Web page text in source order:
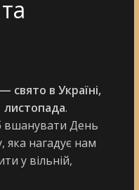
свято в Україні,
листопада.
вшанувати День
яка нагадує нам
у вільній,